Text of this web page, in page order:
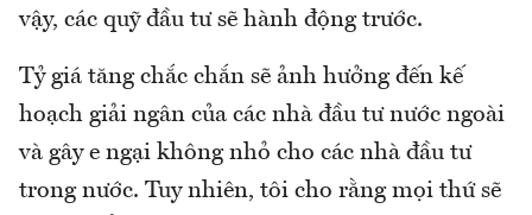
vậy, các quỹ đầu tư sẽ hành động trước.
Tỷ giá tăng chắc chắn sẽ ảnh hưởng đến kế
hoạch giải ngân của các nhà đầu tư nước ngoài
và gây e ngại không nhỏ cho các nhà đầu tư
trong nước. Tuy nhiên, tôi cho rằng mọi thứ sẽ